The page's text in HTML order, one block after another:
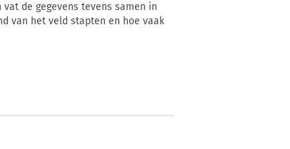
de gegevens tevens samen in
van het veld stapten en hoe vaak